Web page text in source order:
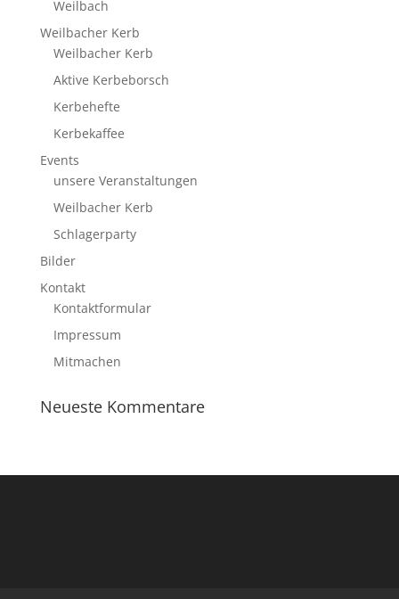
Weilbach
Weilbacher Kerb
Weilbacher Kerb
Aktive Kerbeborsch
Kerbehefte
Kerbekaffee
Events
unsere Veranstaltungen
Weilbacher Kerb
Schlagerparty
Bilder
Kontakt
Kontaktformular
Impressum
Mitmachen
Neueste Kommentare